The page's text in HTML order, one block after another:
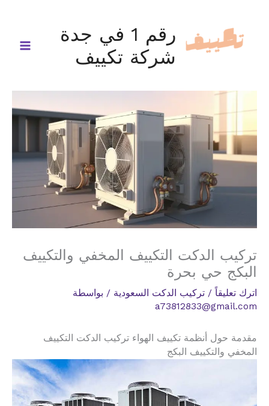
المحتوى
رقم 1 في جدة
شركة تكييف
تركيب الدكت التكييف المخفي والتكييف
البكج حي بحرة
اترك تعليقاً / تركيب الدكت السعودية / بواسطة
a73812833@gmail.com
مقدمة حول أنظمة تكييف الهواء تركيب الدكت التكييف
المخفي والتكييف البكج